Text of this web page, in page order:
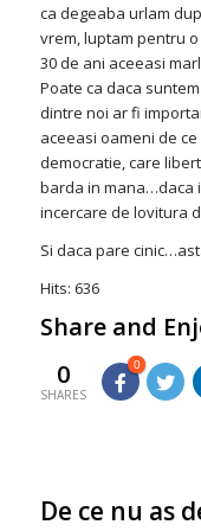
ca degeaba urlam
vrem, luptam pentru
30 de ani aceeasi
Poate ca daca
dintre noi ar fi
aceeasi oameni de
democratie, care
barda in mana…daca
incercare de lovitura
Si daca pare
Hits: 636
Share and
0
SHARES
0
De ce nu as